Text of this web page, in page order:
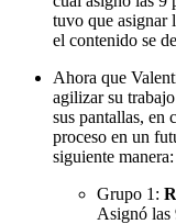
tuvo que asignar
el contenido se
Ahora que
agilizar su
sus pantallas, en
proceso en un
siguiente manera:
Grupo 1:
Asignó las